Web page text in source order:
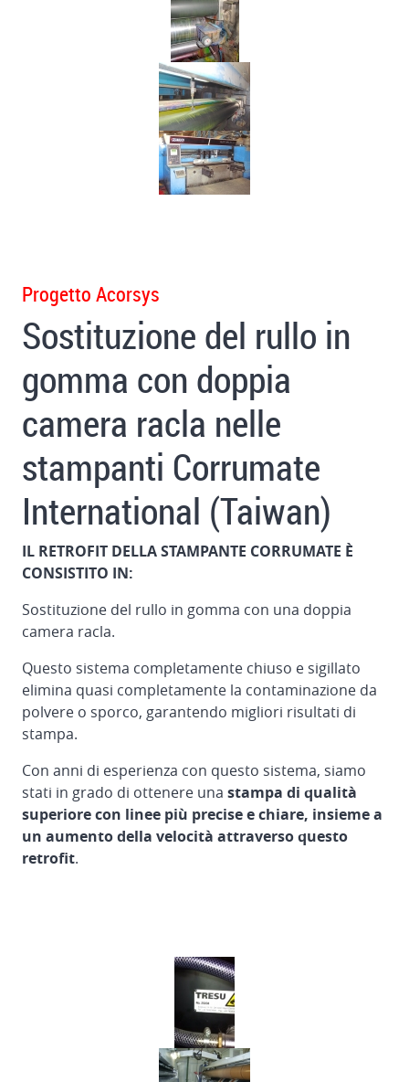
Progetto Acorsys
Sostituzione del rullo in
gomma con doppia
camera racla nelle
stampanti Corrumate
International (Taiwan)
IL RETROFIT DELLA STAMPANTE CORRUMATE È
CONSISTITO IN:
Sostituzione del rullo in gomma con una doppia
camera racla.
Questo sistema completamente chiuso e sigillato
elimina quasi completamente la contaminazione da
polvere o sporco, garantendo migliori risultati di
stampa.
Con anni di esperienza con questo sistema, siamo
stati in grado di ottenere una stampa di qualità
superiore con linee più precise e chiare, insieme a
un aumento della velocità attraverso questo
retrofit.